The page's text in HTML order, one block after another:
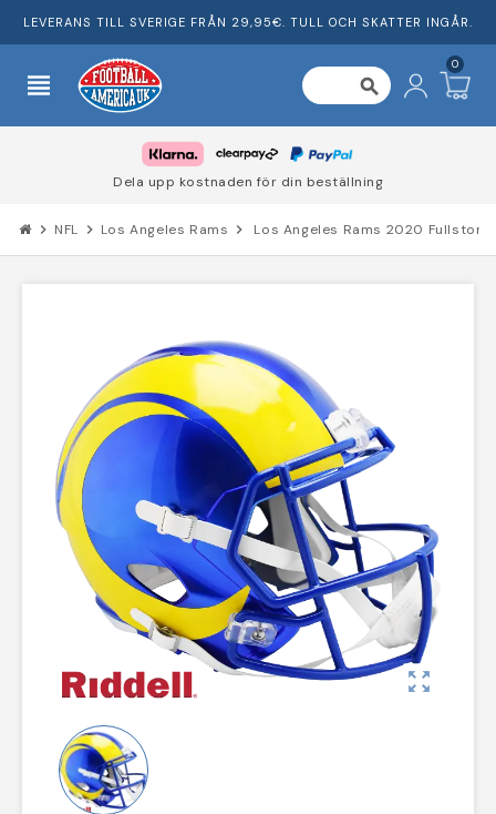
LEVERANS TILL SVERIGE FRÅN 29,95€. TULL OCH SKATTER INGÅR.
view_headline search
0
Dela upp kostnaden för din beställning
chevron_right NFL chevron_right Los Angeles Rams chevron_right Los Angeles Rams 2020 Fullstor
zoom_out_map